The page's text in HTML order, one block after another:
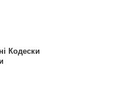
Кодески